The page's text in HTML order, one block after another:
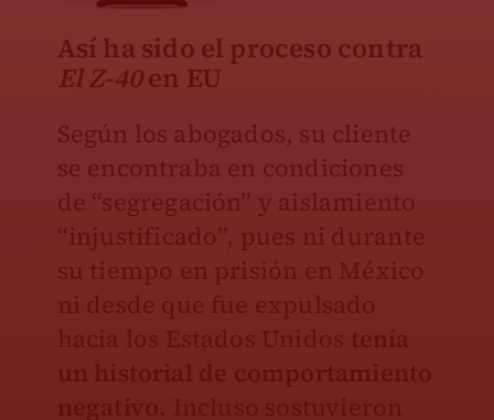
Así ha sido el proceso contra
El Z-40en EU
Según los abogados, su cliente
se encontraba en condiciones
de “segregación” y aislamiento
“injustificado”, pues ni durante
su tiempo en prisión en México